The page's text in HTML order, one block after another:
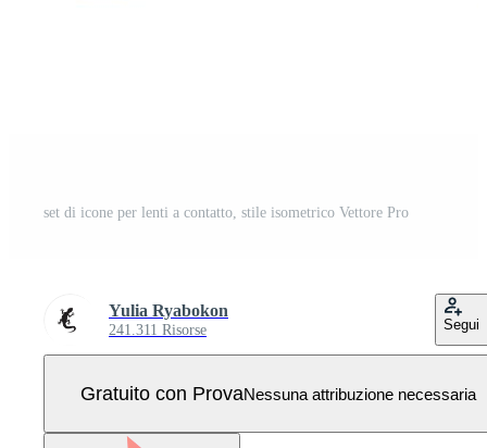
set di icone per lenti a contatto, stile isometrico Vettore Pro
Yulia Ryabokon
241.311 Risorse Segui
Gratuito con ProvaNessuna attribuzione necessaria